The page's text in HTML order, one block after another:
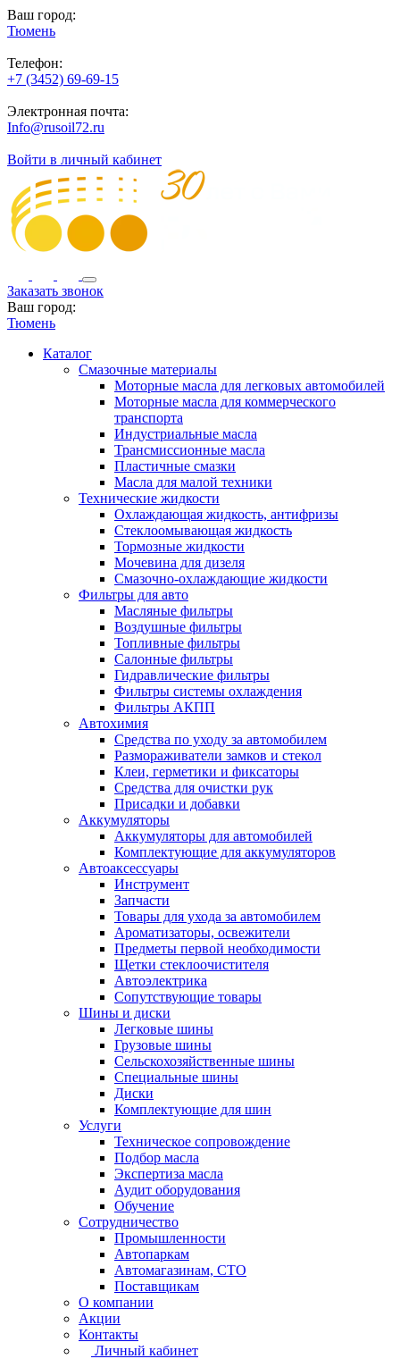
Ваш город:
Тюмень
Телефон:
+7 (3452) 69-69-15
Электронная почта:
Info@rusoil72.ru
Войти в личный кабинет
Заказать звонок
Ваш город:
Тюмень
Каталог
Смазочные материалы
Моторные масла для легковых автомобилей
Моторные масла для коммерческого
транспорта
Индустриальные масла
Трансмиссионные масла
Пластичные смазки
Масла для малой техники
Технические жидкости
Охлаждающая жидкость, антифризы
Стеклоомывающая жидкость
Тормозные жидкости
Мочевина для дизеля
Смазочно-охлаждающие жидкости
Фильтры для авто
Масляные фильтры
Воздушные фильтры
Топливные фильтры
Салонные фильтры
Гидравлические фильтры
Фильтры системы охлаждения
Фильтры АКПП
Автохимия
Средства по уходу за автомобилем
Размораживатели замков и стекол
Клеи, герметики и фиксаторы
Средства для очистки рук
Присадки и добавки
Аккумуляторы
Аккумуляторы для автомобилей
Комплектующие для аккумуляторов
Автоаксессуары
Инструмент
Запчасти
Товары для ухода за автомобилем
Ароматизаторы, освежители
Предметы первой необходимости
Щетки стеклоочистителя
Автоэлектрика
Сопутствующие товары
Шины и диски
Легковые шины
Грузовые шины
Сельскохозяйственные шины
Специальные шины
Диски
Комплектующие для шин
Услуги
Техническое сопровождение
Подбор масла
Экспертиза масла
Аудит оборудования
Обучение
Сотрудничество
Промышленности
Автопаркам
Автомагазинам, СТО
Поставщикам
О компании
Акции
Контакты
Личный кабинет